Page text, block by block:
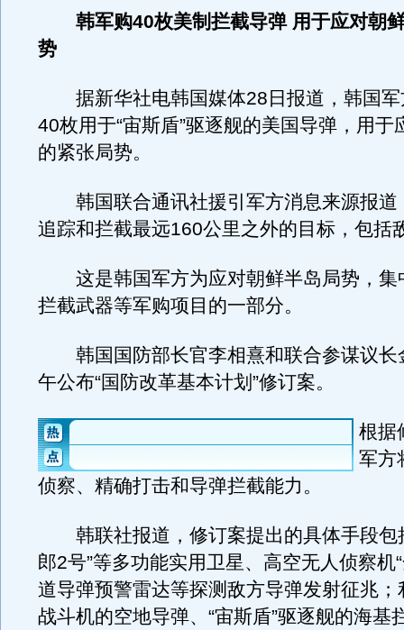
韩军购40枚美制拦截导弹 用于应对朝
势
据新华社电韩国媒体28日报道，韩国军
40枚用于“宙斯盾”驱逐舰的美国导弹，用于
的紧张局势。
韩国联合通讯社援引军方消息来源报道
追踪和拦截最远160公里之外的目标，包括
这是韩国军方为应对朝鲜半岛局势，集
拦截武器等军购项目的一部分。
韩国国防部长官李相熹和联合参谋议长
午公布“国防改革基本计划”修订案。
根据
军方
侦察、精确打击和导弹拦截能力。
韩联社报道，修订案提出的具体手段包
郎2号”等多功能实用卫星、高空无人侦察机
道导弹预警雷达等探测敌方导弹发射征兆；
战斗机的空地导弹、“宙斯盾”驱逐舰的海基